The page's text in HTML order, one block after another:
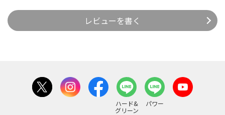
レビューを書く
ハード&
グリーン
パワー